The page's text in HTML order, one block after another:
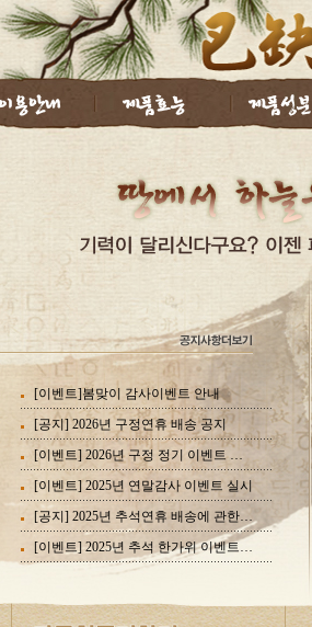
[이벤트]봄맞이 감사이벤트 안내
[공지] 2026년 구정연휴 배송 공지
[이벤트] 2026년 구정 정기 이벤트 안내
[이벤트] 2025년 연말감사 이벤트 실시
[공지] 2025년 추석연휴 배송에 관한 공지
[이벤트] 2025년 추석 한가위 이벤트 실시